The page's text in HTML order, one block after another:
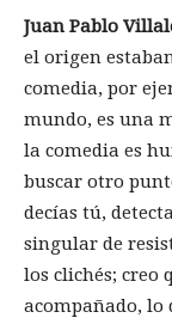
Juan Pablo
el origen
comedia, por
mundo, es una
la comedia es
buscar otro
decías tú,
singular de
los clichés; creo
acompañado, lo